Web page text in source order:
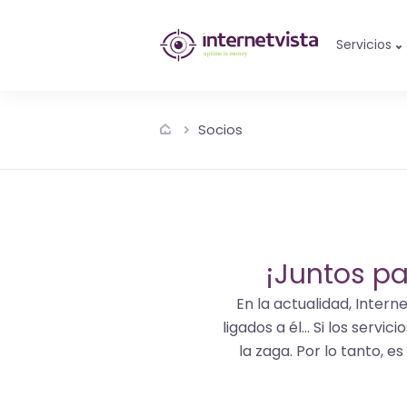
Monitorización
internetvista
Servicios
Socios
¡Juntos
En la actualidad,
ligados a él... Si los
la zaga. Por lo tanto,